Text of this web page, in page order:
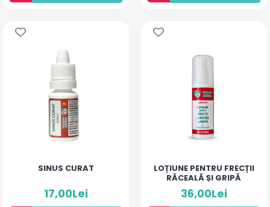
SINUS CURAT
17,00Lei
LOȚIUNE PENTRU FRECȚII
RĂCEALĂ ȘI GRIPĂ
36,00Lei